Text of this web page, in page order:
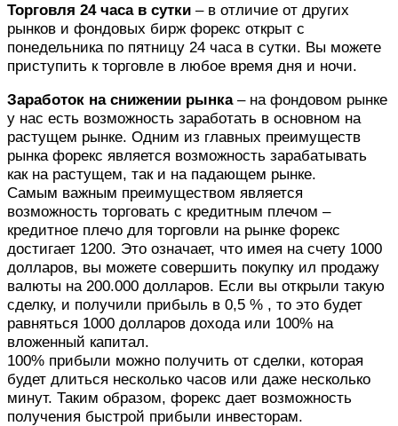
Торговля 24 часа в сутки – в отличие от других
рынков и фондовых бирж форекс открыт с
понедельника по пятницу 24 часа в сутки. Вы можете
приступить к торговле в любое время дня и ночи.
Заработок на снижении рынка– на фондовом рынке
у нас есть возможность заработать в основном на
растущем рынке. Одним из главных преимуществ
рынка форекс является возможность зарабатывать
как на растущем, так и на падающем рынке.
Самым важным преимуществом является
возможность торговать с кредитным плечом –
кредитное плечо для торговли на рынке форекс
достигает 1200. Это означает, что имея на счету 1000
долларов, вы можете совершить покупку ил продажу
валюты на 200.000 долларов. Если вы открыли такую
сделку, и получили прибыль в 0,5 % , то это будет
равняться 1000 долларов дохода или 100% на
вложенный капитал.
100% прибыли можно получить от сделки, которая
будет длиться несколько часов или даже несколько
минут. Таким образом, форекс дает возможность
получения быстрой прибыли инвесторам.